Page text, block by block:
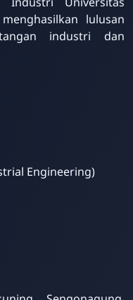
lulusan
industri dan
Engineering)